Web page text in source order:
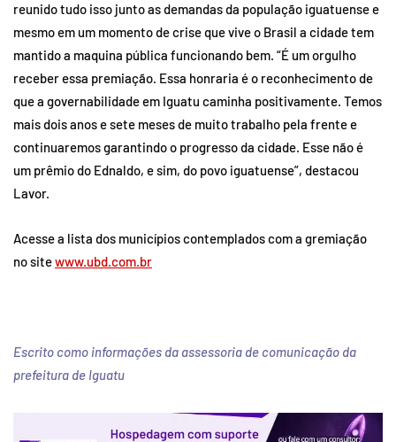
reunido tudo isso junto as demandas da população iguatuense e
mesmo em um momento de crise que vive o Brasil a cidade tem
mantido a maquina pública funcionando bem. “É um orgulho
receber essa premiação. Essa honraria é o reconhecimento de
que a governabilidade em Iguatu caminha positivamente. Temos
mais dois anos e sete meses de muito trabalho pela frente e
continuaremos garantindo o progresso da cidade. Esse não é
um prêmio do Ednaldo, e sim, do povo iguatuense”, destacou
Lavor.
Acesse a lista dos municípios contemplados com a gremiação
no sitewww.ubd.com.br
Escrito como informações da assessoria de comunicação da
prefeitura de Iguatu